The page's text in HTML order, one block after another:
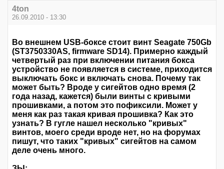
4ton
26.09.2010 - 13:30
Во внешнем USB-боксе стоит винт Seagate 750Gb
(ST3750330AS, firmware SD14). Примерно каждый
четвертый раз при включении питания бокса
устройство не появляется в системе, приходится
выключать бокс и включать снова. Почему так
может быть? Вроде у сигейтов одно время (2
года назад, кажется) были винты с кривыми
прошивками, а потом это пофиксили. Может у
меня как раз такая кривая прошивка? Как это
узнать? В гугле нашел несколько "кривых"
винтов, моего среди вроде нет, но на форумах
пишут, что таких "кривых" сигейтов на самом
деле очень много.